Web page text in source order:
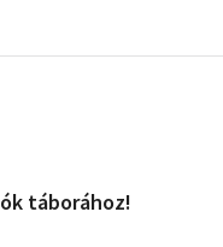
táborához!